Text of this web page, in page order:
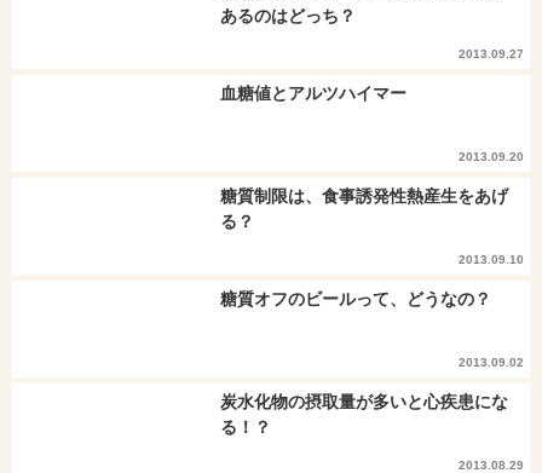
あるのはどっち？
2013.09.27
血糖値とアルツハイマー
2013.09.20
糖質制限は、食事誘発性熱産生をあげ
る？
2013.09.10
糖質オフのビールって、どうなの？
2013.09.02
炭水化物の摂取量が多いと心疾患にな
る！？
2013.08.29